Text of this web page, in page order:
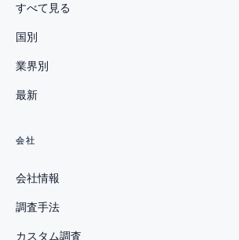
すべて見る
国別
業界別
最新
会社
会社情報
調査手法
カスタム調査